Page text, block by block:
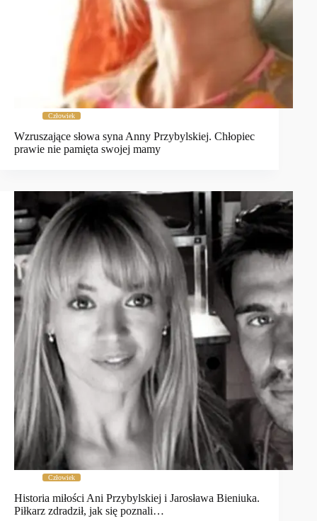
Człowiek
Wzruszające słowa syna Anny Przybylskiej. Chłopiec
prawie nie pamięta swojej mamy
Człowiek
Historia miłości Ani Przybylskiej i Jarosława Bieniuka.
Piłkarz zdradził, jak się poznali…